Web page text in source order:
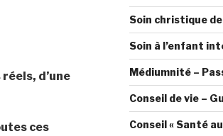
d’une
ces
Soin christique
Soin à l’enfant
Médiumnité –
Conseil de vie –
Conseil « Santé